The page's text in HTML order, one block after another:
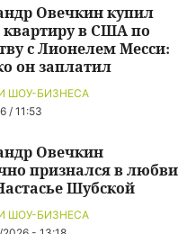
ШОУ-БИЗНЕСА
/ 11:53
Овечкин купил
в США по
с Лионелем Месси:
он заплатил
ШОУ-БИЗНЕСА
Овечкин
признался в любви
Шубской